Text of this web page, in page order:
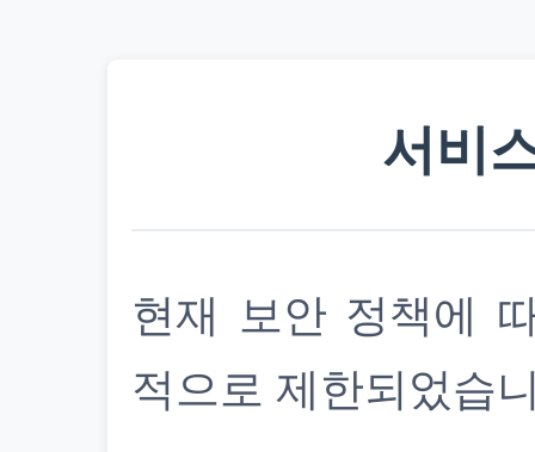
서비
현재 보안 정책에
적으로 제한되었습